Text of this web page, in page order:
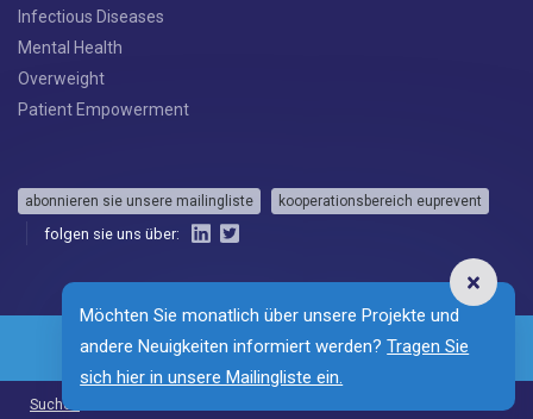
Suchen
Möchten Sie monatlich über unsere Projekte und
andere Neuigkeiten informiert werden?Tragen Sie
sich hier in unsere Mailingliste ein.
Infectious Diseases
Mental Health
Overweight
Patient Empowerment
abonnieren sie unsere mailingliste kooperationsbereich euprevent
folgen sie uns über: